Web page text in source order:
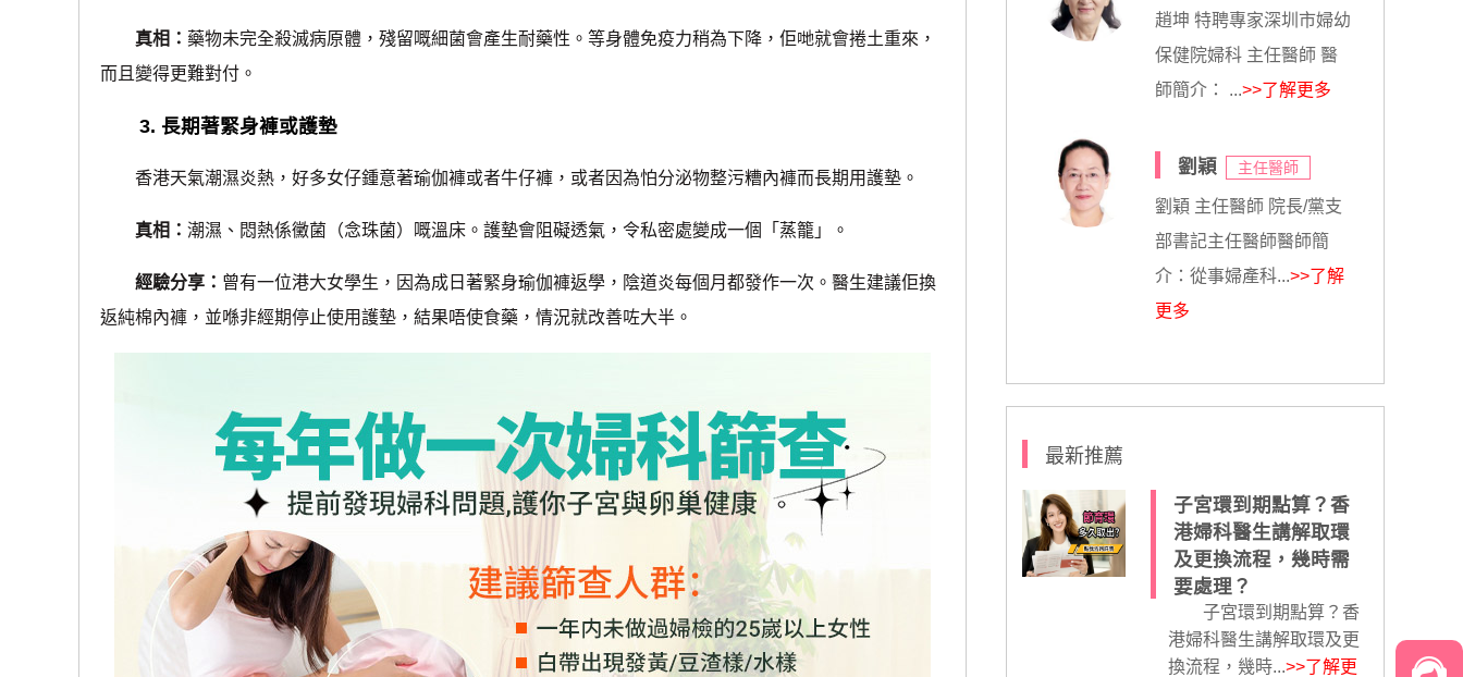
真相： 藥物未完全殺滅病原體，殘留嘅細菌會產生耐藥性。等身體免疫力稍為下降，佢哋就會捲土重來，
而且變得更難對付。
3. 長期著緊身褲或護墊
香港天氣潮濕炎熱，好多女仔鍾意著瑜伽褲或者牛仔褲，或者因為怕分泌物整污糟內褲而長期用護墊。
真相：潮濕、悶熱係黴菌（念珠菌）嘅溫床。護墊會阻礙透氣，令私密處變成一個「蒸籠」。
經驗分享： 曾有一位港大女學生，因為成日著緊身瑜伽褲返學，陰道炎每個月都發作一次。醫生建議佢換
返純棉內褲，並喺非經期停止使用護墊，結果唔使食藥，情況就改善咗大半。
趙坤 特聘專家深圳市婦幼
保健院婦科 主任醫師 醫
師簡介： ...>>了解更多
劉穎 主任醫師
劉穎 主任醫師 院長/黨支
部書記主任醫師醫師簡
介：從事婦產科...>>了解
更多
最新推薦
子宮環到期點算？香
港婦科醫生講解取環
及更換流程，幾時需
要處理？
子宮環到期點算？香
港婦科醫生講解取環及更
換流程，幾時...>>了解更